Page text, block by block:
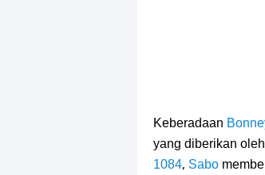
Keberadaan
yang diberikan oleh
1084, Sabo